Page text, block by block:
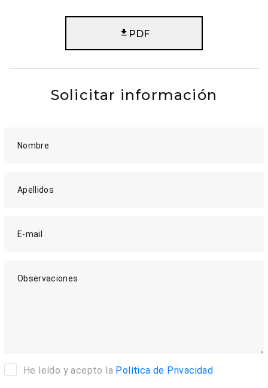
PDF
Solicitar información
Nombre
Apellidos
E-mail
Observaciones
He leído y acepto la Política de Privacidad